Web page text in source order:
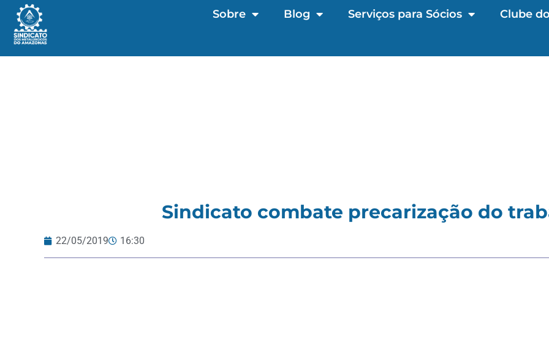
Sobre Blog Serviços para Sócios Clube
Sindicato combate precarização do
22/05/2019 16:30